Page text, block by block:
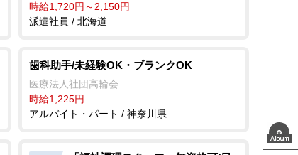
時給1,720円～2,150円
派遣社員 / 北海道
歯科助手/未経験OK・ブランクOK
医療法人社団高輪会
時給1,225円
アルバイト・パート / 神奈川県